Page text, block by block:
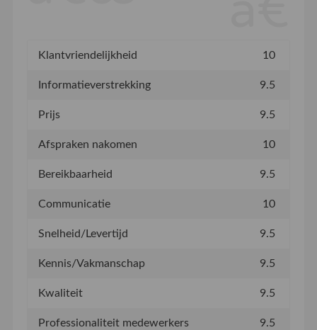
Klantvriendelijkheid 10
Informatieverstrekking 9.5
Prijs 9.5
Afspraken nakomen 10
Bereikbaarheid 9.5
Communicatie 10
Snelheid/Levertijd 9.5
Kennis/Vakmanschap 9.5
Kwaliteit 9.5
Professionaliteit medewerkers 9.5